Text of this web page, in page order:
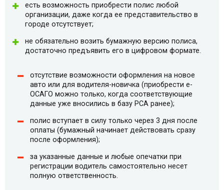
есть возможность приобрести полис любой
организации, даже когда ее представительство в
городе отсутствует;
не обязательно возить бумажную версию полиса,
достаточно предъявить его в цифровом формате.
отсутствие возможности оформления на новое
авто или для водителя-новичка (приобрести e-
ОСАГО можно только, когда соответствующие
данные уже вносились в базу РСА ранее);
полис вступает в силу только через 3 дня после
оплаты (бумажный начинает действовать сразу
после оформления);
за указанные данные и любые опечатки при
регистрации водитель самостоятельно несет
полную ответственность.